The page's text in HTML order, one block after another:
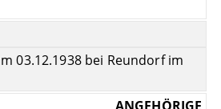
03.12.1938 bei Reundorf im